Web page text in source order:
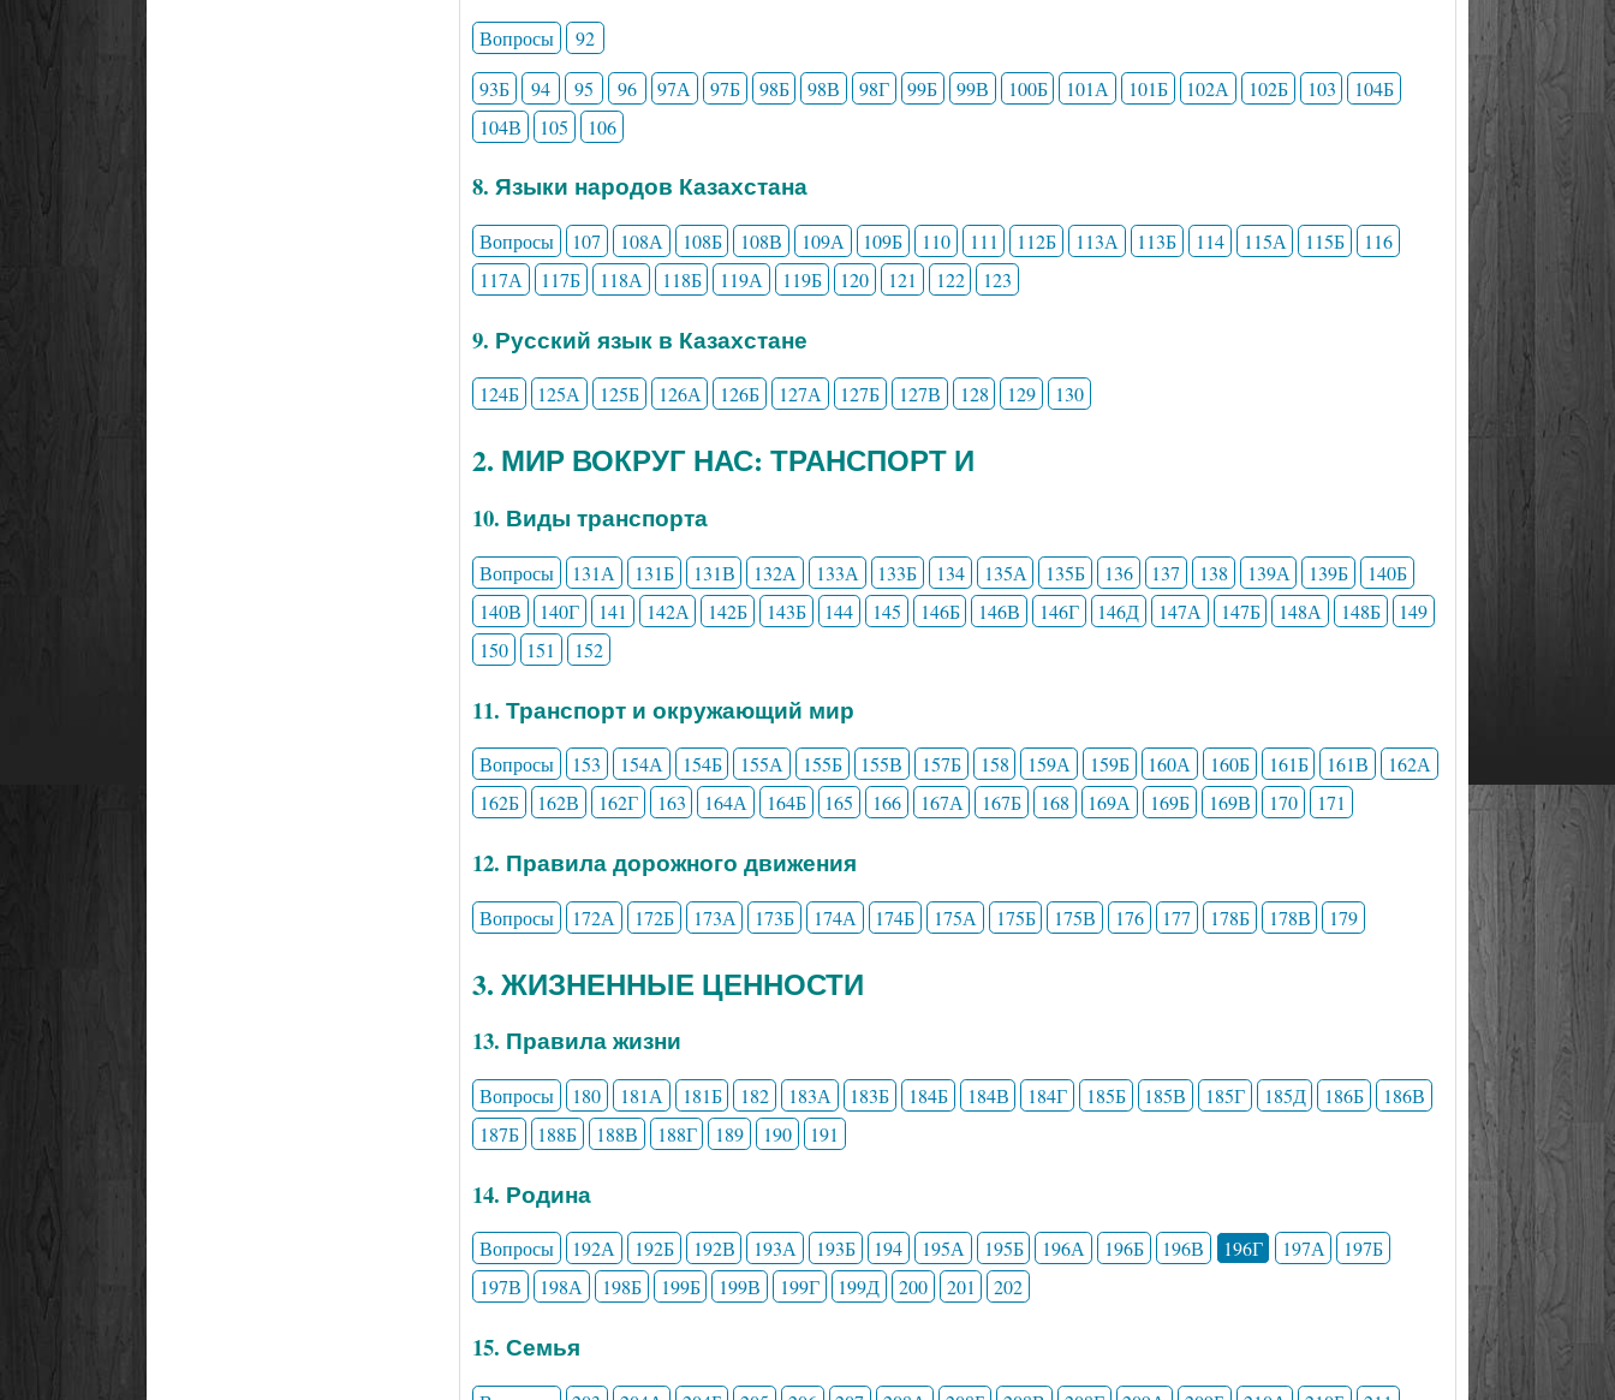
Вопросы
92
93Б
94 95 96 97А 97Б 98Б 98В 98Г 99Б 99В 100Б 101А 101Б 102А 102Б 103
104Б
104В
105 106
8. Языки народов Казахстана
Вопросы 107 108А 108Б 108В 109А 109Б 110 111 112Б 113А 113Б 114 115А 115Б
116
117А
117Б 118А 118Б 119А 119Б 120 121 122 123
9. Русский язык в Казахстане
124Б 125А 125Б 126А 126Б 127А 127Б 127В 128 129 130
2. МИР ВОКРУГ НАС: ТРАНСПОРТ И
10. Виды транспорта
Вопросы 131А 131Б 131В 132А 133А 133Б 134 135А 135Б 136 137 138 139А 139Б
140Б
140В
140Г 141 142А 142Б 143Б 144 145 146Б 146В 146Г 146Д 147А 147Б 148А 148Б
149
150
151 152
11. Транспорт и окружающий мир
Вопросы 153 154А 154Б 155А 155Б 155В 157Б 158 159А 159Б 160А 160Б 161Б 161В
162А
162Б
162В 162Г 163 164А 164Б 165 166 167А 167Б 168 169А 169Б 169В 170 171
12. Правила дорожного движения
Вопросы 172А 172Б 173А 173Б 174А 174Б 175А 175Б 175В 176 177 178Б 178В 179
3. ЖИЗНЕННЫЕ ЦЕННОСТИ
13. Правила жизни
Вопросы 180 181А 181Б 182 183А 183Б 184Б 184В 184Г 185Б 185В 185Г 185Д 186Б
186В
187Б
188Б 188В 188Г 189 190 191
14. Родина
Вопросы 192А 192Б 192В 193А 193Б 194 195А 195Б 196А 196Б 196В 196Г 197А
197Б
197В
198А 198Б 199Б 199В 199Г 199Д 200 201 202
15. Семья